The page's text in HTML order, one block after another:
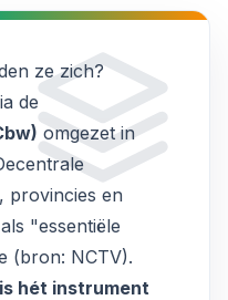
ze zich?
de
omgezet in
provincies en
"essentiële
(bron: NCTV).
hét instrument